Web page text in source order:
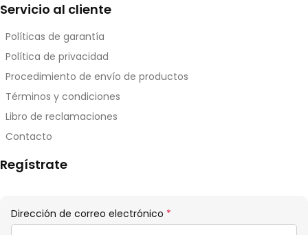
Servicio al cliente
Políticas de garantía
Política de privacidad
Procedimiento de envío de productos
Términos y condiciones
Libro de reclamaciones
Contacto
Regístrate
Dirección de correo electrónico *